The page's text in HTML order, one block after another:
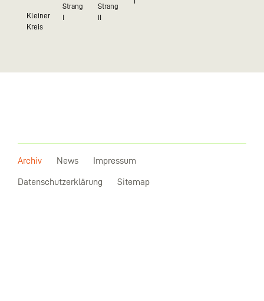
Kleiner
Kreis
Strang
I
Strang
II
Archiv News Impressum
Datenschutzerklärung Sitemap